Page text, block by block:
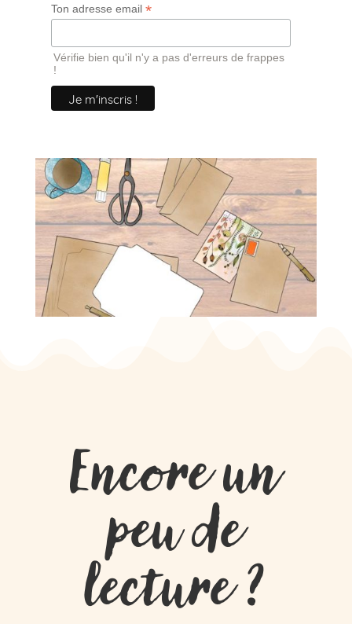
Ton adresse email *
Vérifie bien qu'il n'y a pas d'erreurs de frappes
!
Encore un
peu de
lecture ?